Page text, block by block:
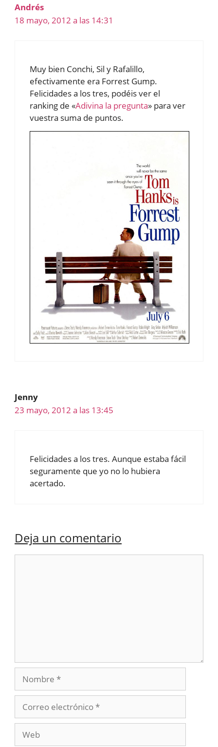
Andrés
18 mayo, 2012 a las 14:31
Muy bien Conchi, Sil y Rafalillo,
efectivamente era Forrest Gump.
Felicidades a los tres, podéis ver el
ranking de «Adivina la pregunta» para ver
vuestra suma de puntos.
Jenny
23 mayo, 2012 a las 13:45
Felicidades a los tres. Aunque estaba fácil
seguramente que yo no lo hubiera
acertado.
Deja un comentario
Nombre
electrónico